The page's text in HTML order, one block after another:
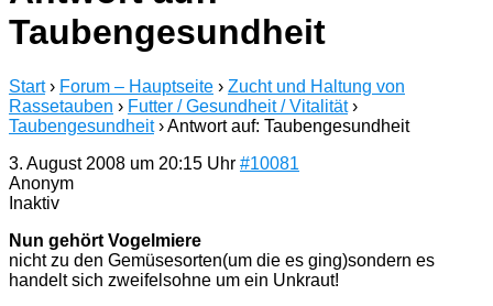
Taubengesundheit
Start › Forum – Hauptseite › Zucht und Haltung von
Rassetauben › Futter / Gesundheit / Vitalität ›
Taubengesundheit ›Antwort auf: Taubengesundheit
3. August 2008 um 20:15 Uhr #10081
Anonym
Inaktiv
Nun gehört Vogelmiere
nicht zu den Gemüsesorten(um die es ging)sondern es
handelt sich zweifelsohne um ein Unkraut!